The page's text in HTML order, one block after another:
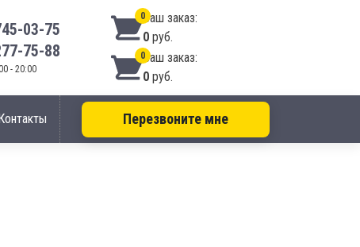
03-75
75-88
- 20:00
0Ваш заказ:
0 руб.
0Ваш заказ:
0 руб.
Перезвоните мне